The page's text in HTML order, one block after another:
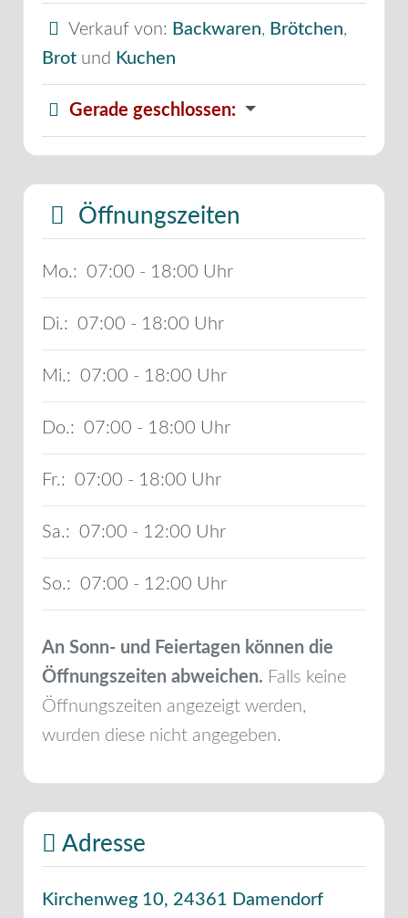
Verkauf von: Backwaren, Brötchen,
Brot und Kuchen
Gerade geschlossen:
Öffnungszeiten
Mo.: 07:00 - 18:00
Di.: 07:00 - 18:00
Mi.: 07:00 - 18:00
Do.: 07:00 - 18:00
Fr.: 07:00 - 18:00
Sa.: 07:00 - 12:00
So.: 07:00 - 12:00
An Sonn- und Feiertagen können die
Öffnungszeiten abweichen. Falls keine
Öffnungszeiten angezeigt werden,
wurden diese nicht angegeben.
Adresse
Kirchenweg 10, 24361 Damendorf